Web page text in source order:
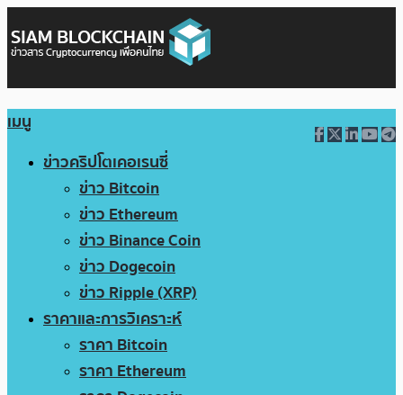
เมนู
ข่าวคริปโตเคอเรนซี่
ข่าว Bitcoin
ข่าว Ethereum
ข่าว Binance Coin
ข่าว Dogecoin
ข่าว Ripple (XRP)
ราคาและการวิเคราะห์
ราคา Bitcoin
ราคา Ethereum